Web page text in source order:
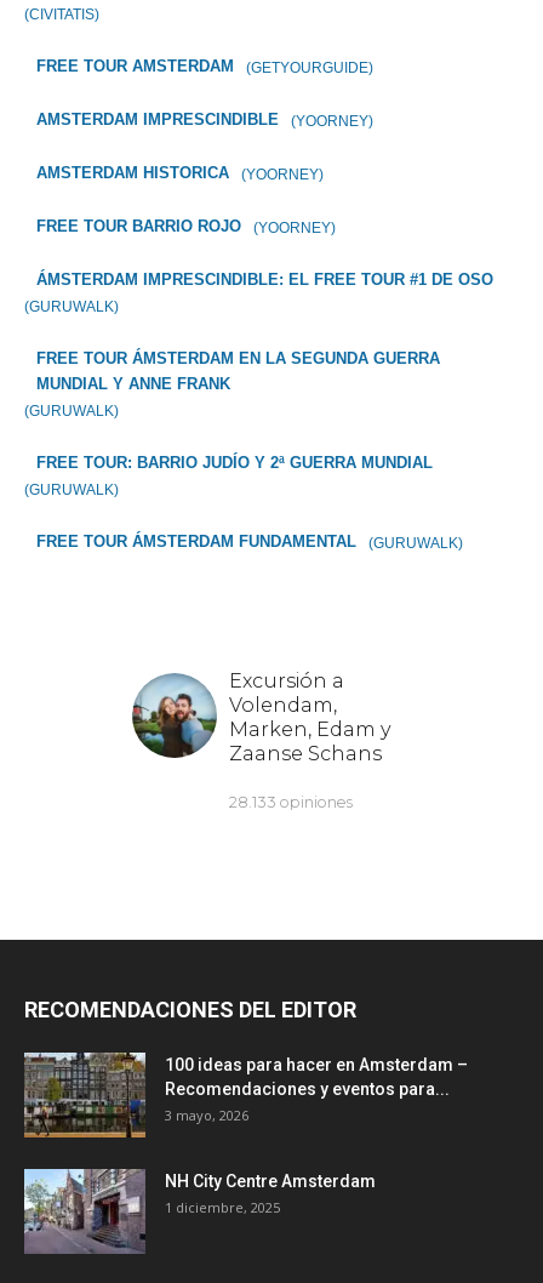
(CIVITATIS)
FREE TOUR AMSTERDAM (GETYOURGUIDE)
AMSTERDAM IMPRESCINDIBLE (YOORNEY)
AMSTERDAM HISTORICA (YOORNEY)
FREE TOUR BARRIO ROJO (YOORNEY)
ÁMSTERDAM IMPRESCINDIBLE: EL FREE TOUR #1 DE OSO
(GURUWALK)
FREE TOUR ÁMSTERDAM EN LA SEGUNDA GUERRA
MUNDIAL Y ANNE FRANK
(GURUWALK)
FREE TOUR: BARRIO JUDÍO Y 2ª GUERRA MUNDIAL
(GURUWALK)
FREE TOUR ÁMSTERDAM FUNDAMENTAL (GURUWALK)
RECOMENDACIONES DEL EDITOR
100 ideas para hacer en Amsterdam –
Recomendaciones y eventos para...
3 mayo, 2026
NH City Centre Amsterdam
1 diciembre, 2025